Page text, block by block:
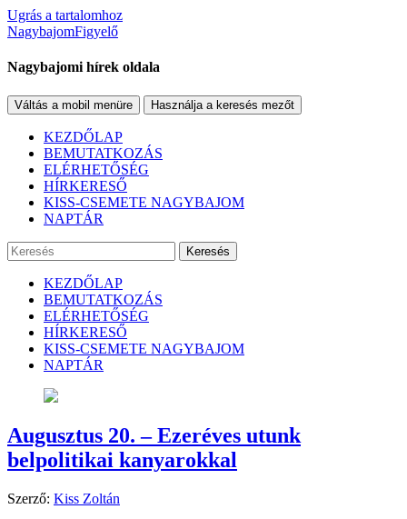
Ugrás a tartalomhoz
NagybajomFigyelő
Nagybajomi hírek oldala
Váltás a mobil menüre Használja a keresés mezőt
KEZDŐLAP
BEMUTATKOZÁS
ELÉRHETŐSÉG
HÍRKERESŐ
KISS-CSEMETE NAGYBAJOM
NAPTÁR
Keresés
KEZDŐLAP
BEMUTATKOZÁS
ELÉRHETŐSÉG
HÍRKERESŐ
KISS-CSEMETE NAGYBAJOM
NAPTÁR
Augusztus 20. – Ezeréves utunk
belpolitikai kanyarokkal
Szerző: Kiss Zoltán